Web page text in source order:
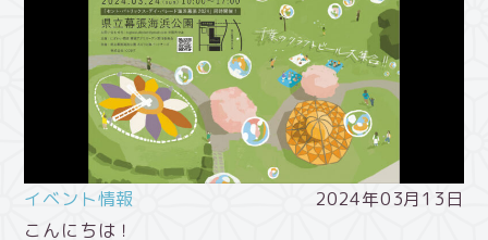
イベント情報
2024年03月13日
こんにちは！